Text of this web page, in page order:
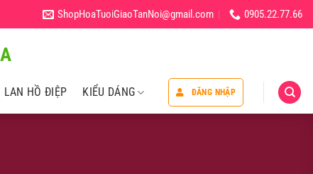
ShopHoaTuoiGiaoTanNoi@gmail.com 0905.22.77.66
LAN HỒ ĐIỆP KIỂU DÁNG ĐĂNG NHẬP